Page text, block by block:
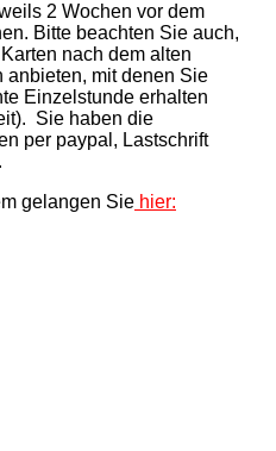
2 Wochen vor dem
Bitte beachten Sie auch,
nach dem alten
anbieten, mit denen Sie
Einzelstunde erhalten
Sie haben die
per paypal, Lastschrift
gelangen Sie hier: